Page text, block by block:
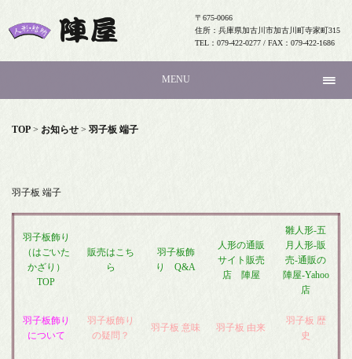
〒675-0066
住所：兵庫県加古川市加古川町寺家町315
TEL：079-422-0277 / FAX：079-422-1686
MENU
TOP > お知らせ > 羽子板 端子
羽子板 端子
羽子板飾り
（はごいた
かざり）
TOP
販売はこち
ら
羽子板飾
り Q&A
人形の通販
サイト販売
店 陣屋
雛人形-五
月人形-販
売-通販の
陣屋-Yahoo
店
羽子板飾り
について
羽子板飾り
の疑問？
羽子板 意味 羽子板 由来
羽子板 歴
史